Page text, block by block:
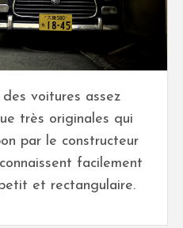
voitures assez
très originales qui
par le constructeur
facilement
et rectangulaire.